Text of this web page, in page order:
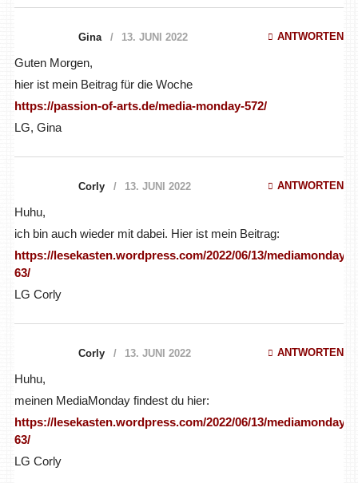
Gina 13. JUNI 2022 ANTWORTEN
Guten Morgen,
hier ist mein Beitrag für die Woche
https://passion-of-arts.de/media-monday-572/
LG, Gina
Corly 13. JUNI 2022 ANTWORTEN
Huhu,
ich bin auch wieder mit dabei. Hier ist mein Beitrag:
https://lesekasten.wordpress.com/2022/06/13/mediamonday-
63/
LG Corly
Corly 13. JUNI 2022 ANTWORTEN
Huhu,
meinen MediaMonday findest du hier:
https://lesekasten.wordpress.com/2022/06/13/mediamonday-
63/
LG Corly